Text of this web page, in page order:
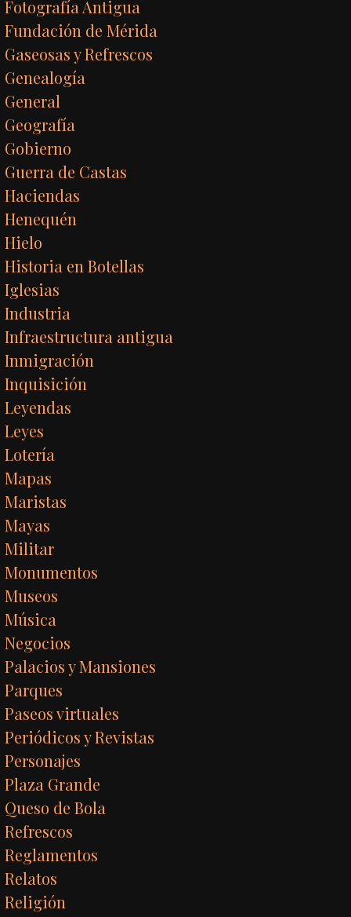
Fotografía Antigua
Fundación de Mérida
Gaseosas y Refrescos
Genealogía
General
Geografía
Gobierno
Guerra de Castas
Haciendas
Henequén
Hielo
Historia en Botellas
Iglesias
Industria
Infraestructura antigua
Inmigración
Inquisición
Leyendas
Leyes
Lotería
Mapas
Maristas
Mayas
Militar
Monumentos
Museos
Música
Negocios
Palacios y Mansiones
Parques
Paseos virtuales
Periódicos y Revistas
Personajes
Plaza Grande
Queso de Bola
Refrescos
Reglamentos
Relatos
Religión